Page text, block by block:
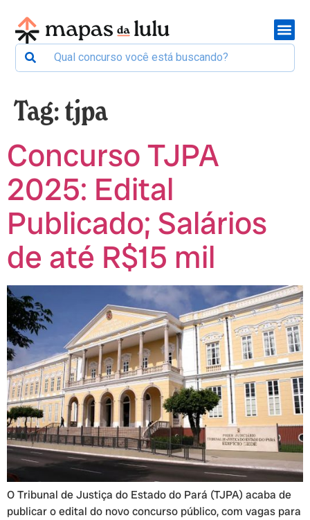
Tag:tjpa
Concurso TJPA
2025: Edital
Publicado; Salários
de até R$15 mil
O Tribunal de Justiça do Estado do Pará (TJPA) acaba de
publicar o edital do novo concurso público, com vagas para